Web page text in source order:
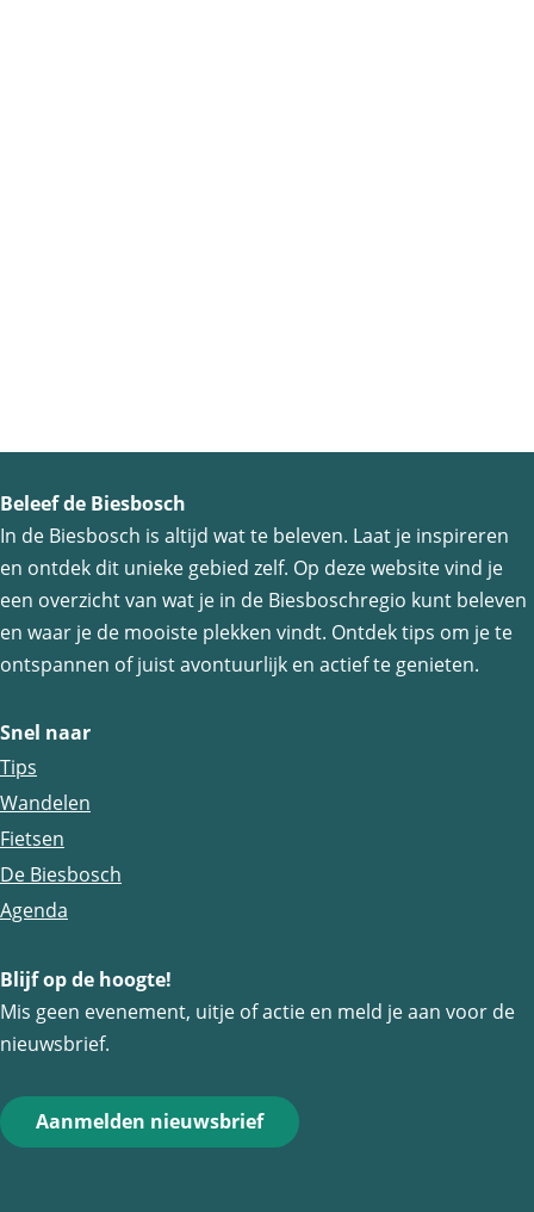
Beleef de Biesbosch
In de Biesbosch is altijd wat te beleven. Laat je inspireren
en ontdek dit unieke gebied zelf. Op deze website vind je
een overzicht van wat je in de Biesboschregio kunt beleven
en waar je de mooiste plekken vindt. Ontdek tips om je te
ontspannen of juist avontuurlijk en actief te genieten.
Snel naar
Tips
Wandelen
Fietsen
De Biesbosch
Agenda
Blijf op de hoogte!
Mis geen evenement, uitje of actie en meld je aan voor de
nieuwsbrief.
Aanmelden nieuwsbrief